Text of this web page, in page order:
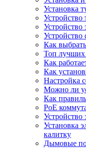
Установка
Устройство
Устройство
Устройство
Как
Топ лучших
Как
Как
Настройка
Можно ли
Как
PoE
Устройство
Установка
калитку
Дымовые